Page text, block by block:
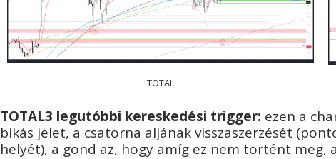
TOTAL
TOTAL3 legutóbbi kereskedési trigger: ezen a
bikás jelet, a csatorna aljának visszaszerzését
helyét), a gond az, hogy amíg ez nem történt meg,